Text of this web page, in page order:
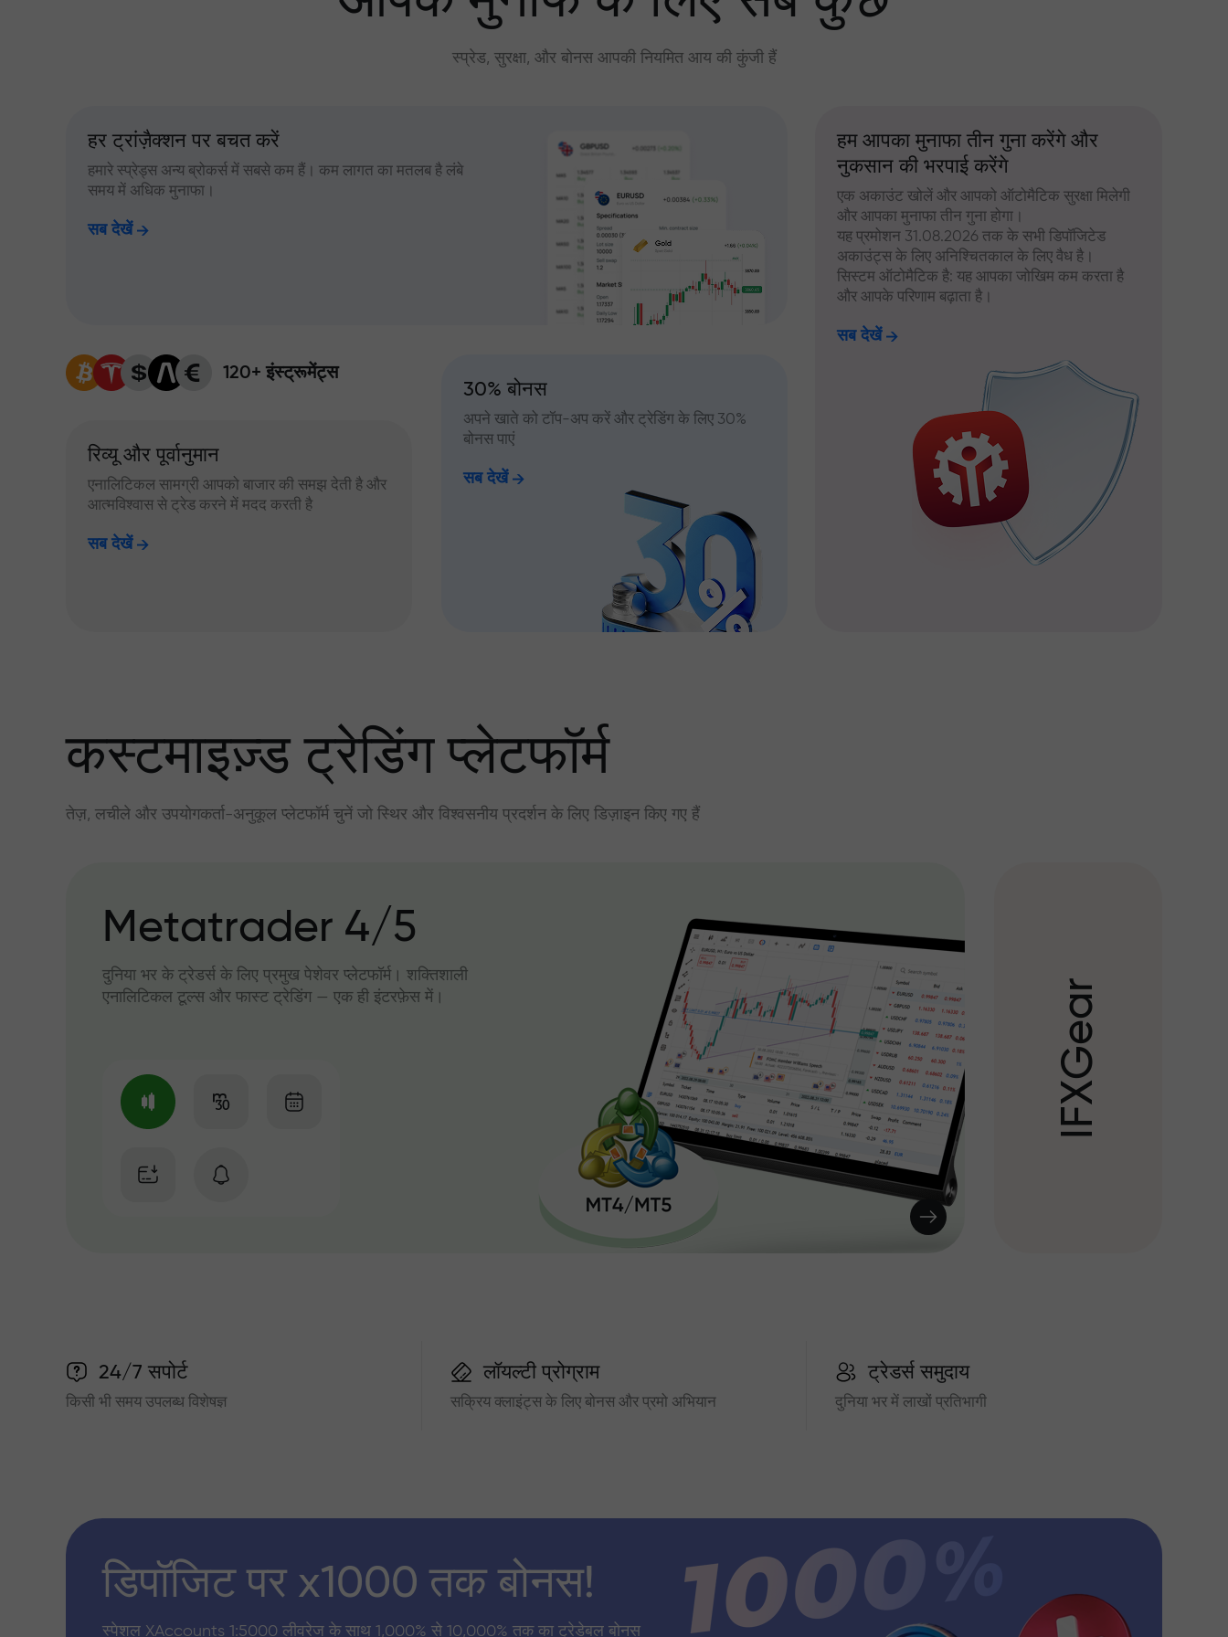
स्प्रेड, सुरक्षा, और बोनस आपकी नियमित आय की कुंजी हैं
हर ट्रांज़ैक्शन पर बचत करें
हमारे स्प्रेड्स अन्य ब्रोकर्स में सबसे कम हैं। कम लागत का मतलब है लंबे
समय में अधिक मुनाफा।
सब देखें
120+ इंस्ट्रूमेंट्स
रिव्यू और पूर्वानुमान
एनालिटिकल सामग्री आपको बाजार की समझ देती है और
आत्मविश्वास से ट्रेड करने में मदद करती है
सब देखें
30% बोनस
अपने खाते को टॉप-अप करें और ट्रेडिंग के लिए 30%
बोनस पाएं
सब देखें
हम आपका मुनाफा तीन गुना करेंगे और
नुकसान की भरपाई करेंगे
एक अकाउंट खोलें और आपको ऑटोमैटिक सुरक्षा मिलेगी
और आपका मुनाफा तीन गुना होगा।
यह प्रमोशन 31.08.2026 तक के सभी डिपॉजिटेड
अकाउंट्स के लिए अनिश्चितकाल के लिए वैध है।
सिस्टम ऑटोमैटिक है: यह आपका जोखिम कम करता है
और आपके परिणाम बढ़ाता है।
सब देखें
कस्टमाइज़्ड ट्रेडिंग प्लेटफॉर्म
तेज़, लचीले और उपयोगकर्ता-अनुकूल प्लेटफॉर्म चुनें जो स्थिर और विश्वसनीय प्रदर्शन के लिए डिज़ाइन किए गए हैं
Metatrader 4/5
दुनिया भर के ट्रेडर्स के लिए प्रमुख पेशेवर प्लेटफॉर्म। शक्तिशाली
एनालिटिकल टूल्स और फास्ट ट्रेडिंग — एक ही इंटरफ़ेस में।
I
F
X
G
e
a
r
24/7 सपोर्ट
किसी भी समय उपलब्ध विशेषज्ञ
लॉयल्टी प्रोग्राम
सक्रिय क्लाइंट्स के लिए बोनस और प्रमो अभियान
ट्रेडर्स समुदाय
दुनिया भर में लाखों प्रतिभागी
डिपॉजिट पर x1000 तक बोनस!
स्पेशल XAccounts 1:5000 लीवरेज के साथ 1,000% से 10,000% तक का ट्रेडेबल बोनस